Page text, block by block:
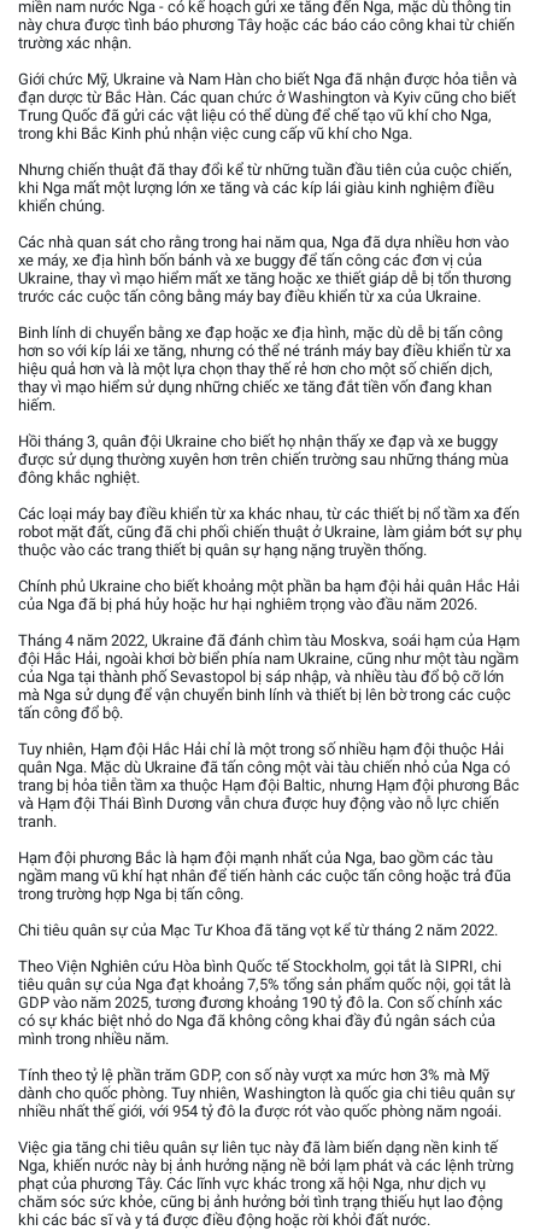
miền nam nước Nga - có kế hoạch gửi xe tăng đến Nga, mặc dù thông tin
này chưa được tình báo phương Tây hoặc các báo cáo công khai từ chiến
trường xác nhận.
Giới chức Mỹ, Ukraine và Nam Hàn cho biết Nga đã nhận được hỏa tiễn và
đạn dược từ Bắc Hàn. Các quan chức ở Washington và Kyiv cũng cho biết
Trung Quốc đã gửi các vật liệu có thể dùng để chế tạo vũ khí cho Nga,
trong khi Bắc Kinh phủ nhận việc cung cấp vũ khí cho Nga.
Nhưng chiến thuật đã thay đổi kể từ những tuần đầu tiên của cuộc chiến,
khi Nga mất một lượng lớn xe tăng và các kíp lái giàu kinh nghiệm điều
khiển chúng.
Các nhà quan sát cho rằng trong hai năm qua, Nga đã dựa nhiều hơn vào
xe máy, xe địa hình bốn bánh và xe buggy để tấn công các đơn vị của
Ukraine, thay vì mạo hiểm mất xe tăng hoặc xe thiết giáp dễ bị tổn thương
trước các cuộc tấn công bằng máy bay điều khiển từ xa của Ukraine.
Binh lính di chuyển bằng xe đạp hoặc xe địa hình, mặc dù dễ bị tấn công
hơn so với kíp lái xe tăng, nhưng có thể né tránh máy bay điều khiển từ xa
hiệu quả hơn và là một lựa chọn thay thế rẻ hơn cho một số chiến dịch,
thay vì mạo hiểm sử dụng những chiếc xe tăng đắt tiền vốn đang khan
hiếm.
Hồi tháng 3, quân đội Ukraine cho biết họ nhận thấy xe đạp và xe buggy
được sử dụng thường xuyên hơn trên chiến trường sau những tháng mùa
đông khắc nghiệt.
Các loại máy bay điều khiển từ xa khác nhau, từ các thiết bị nổ tầm xa đến
robot mặt đất, cũng đã chi phối chiến thuật ở Ukraine, làm giảm bớt sự phụ
thuộc vào các trang thiết bị quân sự hạng nặng truyền thống.
Chính phủ Ukraine cho biết khoảng một phần ba hạm đội hải quân Hắc Hải
của Nga đã bị phá hủy hoặc hư hại nghiêm trọng vào đầu năm 2026.
Tháng 4 năm 2022, Ukraine đã đánh chìm tàu Moskva, soái hạm của Hạm
đội Hắc Hải, ngoài khơi bờ biển phía nam Ukraine, cũng như một tàu ngầm
của Nga tại thành phố Sevastopol bị sáp nhập, và nhiều tàu đổ bộ cỡ lớn
mà Nga sử dụng để vận chuyển binh lính và thiết bị lên bờ trong các cuộc
tấn công đổ bộ.
Tuy nhiên, Hạm đội Hắc Hải chỉ là một trong số nhiều hạm đội thuộc Hải
quân Nga. Mặc dù Ukraine đã tấn công một vài tàu chiến nhỏ của Nga có
trang bị hỏa tiễn tầm xa thuộc Hạm đội Baltic, nhưng Hạm đội phương Bắc
và Hạm đội Thái Bình Dương vẫn chưa được huy động vào nỗ lực chiến
tranh.
Hạm đội phương Bắc là hạm đội mạnh nhất của Nga, bao gồm các tàu
ngầm mang vũ khí hạt nhân để tiến hành các cuộc tấn công hoặc trả đũa
trong trường hợp Nga bị tấn công.
Chi tiêu quân sự của Mạc Tư Khoa đã tăng vọt kể từ tháng 2 năm 2022.
Theo Viện Nghiên cứu Hòa bình Quốc tế Stockholm, gọi tắt là SIPRI, chi
tiêu quân sự của Nga đạt khoảng 7,5% tổng sản phẩm quốc nội, gọi tắt là
GDP vào năm 2025, tương đương khoảng 190 tỷ đô la. Con số chính xác
có sự khác biệt nhỏ do Nga đã không công khai đầy đủ ngân sách của
mình trong nhiều năm.
Tính theo tỷ lệ phần trăm GDP, con số này vượt xa mức hơn 3% mà Mỹ
dành cho quốc phòng. Tuy nhiên, Washington là quốc gia chi tiêu quân sự
nhiều nhất thế giới, với 954 tỷ đô la được rót vào quốc phòng năm ngoái.
Việc gia tăng chi tiêu quân sự liên tục này đã làm biến dạng nền kinh tế
Nga, khiến nước này bị ảnh hưởng nặng nề bởi lạm phát và các lệnh trừng
phạt của phương Tây. Các lĩnh vực khác trong xã hội Nga, như dịch vụ
chăm sóc sức khỏe, cũng bị ảnh hưởng bởi tình trạng thiếu hụt lao động
khi các bác sĩ và y tá được điều động hoặc rời khỏi đất nước.